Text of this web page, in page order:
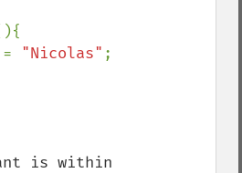
= "Nicolas" ;
is within